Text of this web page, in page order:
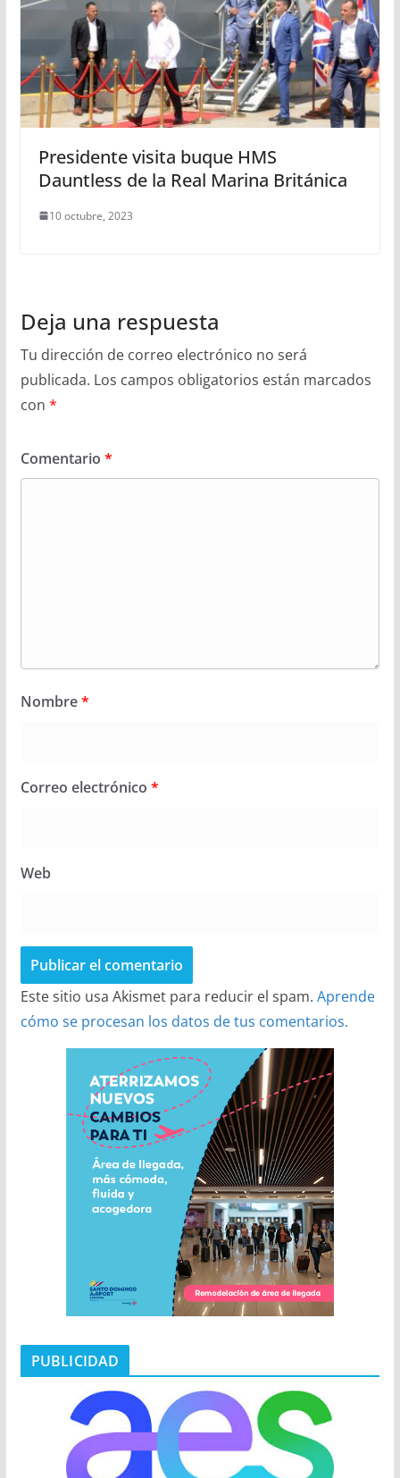
Presidente visita buque HMS
Dauntless de la Real Marina Británica
10 octubre, 2023
Deja una respuesta
Tu dirección de correo electrónico no será
publicada. Los campos obligatorios están marcados
con *
Comentario *
Nombre*
Correo electrónico *
Web
Este sitio usa Akismet para reducir el spam. Aprende
cómo se procesan los datos de tus comentarios.
PUBLICIDAD